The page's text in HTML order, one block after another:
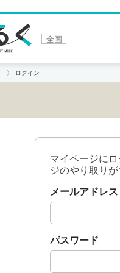
全国
ログイン
マイページに
ジのやり取りが
メールアドレス
パスワード